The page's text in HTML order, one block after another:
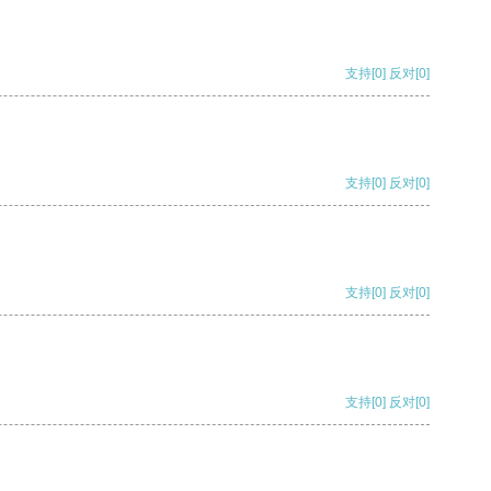
支持[0] 反对[0]
支持[0] 反对[0]
支持[0] 反对[0]
支持[0] 反对[0]